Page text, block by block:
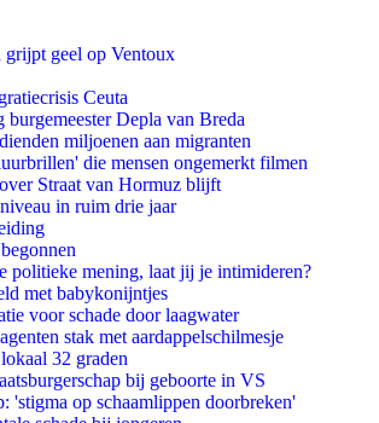
geel op Ventoux
Ceuta
Depla van Breda
miljoenen aan migranten
die mensen ongemerkt filmen
Straat van Hormuz blijft
in ruim drie jaar
politieke mening, laat jij je intimideren?
met babykonijntjes
voor schade door laagwater
stak met aardappelschilmesje
32 graden
bij geboorte in VS
op schaamlippen doorbreken'